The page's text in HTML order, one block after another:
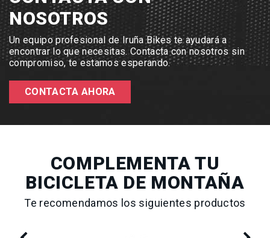
NOSOTROS
Un equipo profesional de Iruña Bikes te ayudará a
encontrar lo que necesitas. Contacta con nosotros sin
compromiso, te estamos esperando.
CONTACTA AHORA
COMPLEMENTA TU
BICICLETA DE MONTAÑA
Te recomendamos los siguientes productos